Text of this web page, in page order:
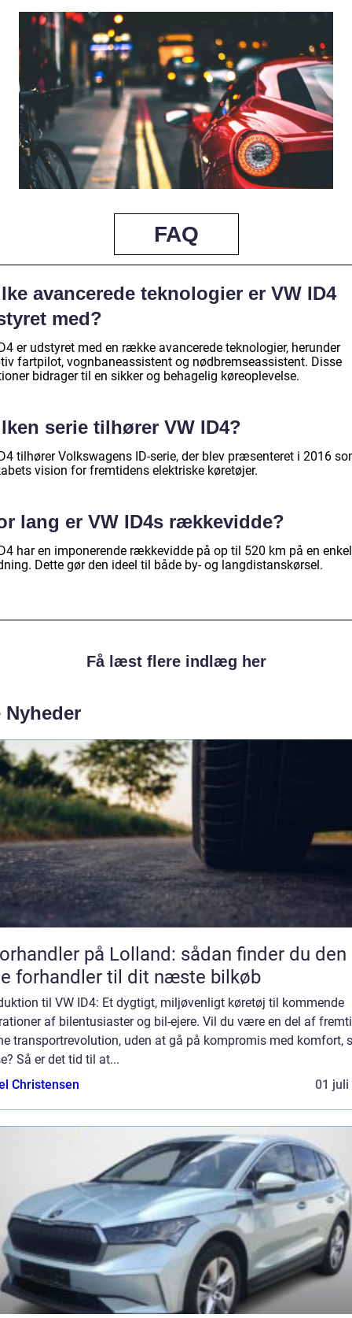
FAQ
avancerede teknologier er VW ID4
med?
er udstyret med en række avancerede teknologier, herunder
fartpilot, vognbaneassistent og nødbremseassistent. Disse
bidrager til en sikker og behagelig køreoplevelse.
serie tilhører VW ID4?
tilhører Volkswagens ID-serie, der blev præsenteret i 2016
vision for fremtidens elektriske køretøjer.
lang er VW ID4s rækkevidde?
har en imponerende rækkevidde på op til 520 km på en
Dette gør den ideel til både by- og langdistanskørsel.
Få læst flere indlæg her
Nyheder
på Lolland: sådan finder du den
forhandler til dit næste bilkøb
til VW ID4: Et dygtigt, miljøvenligt køretøj til kommende
af bilentusiaster og bil-ejere. Vil du være en del af
transportrevolution, uden at gå på kompromis med komfort,
Så er det tid til at...
Christensen
01 juli